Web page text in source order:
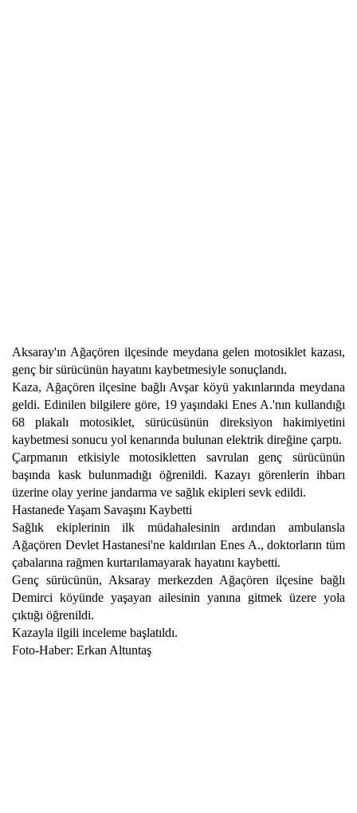
Aksaray'ın Ağaçören ilçesinde meydana gelen motosiklet kazası,
genç bir sürücünün hayatını kaybetmesiyle sonuçlandı.
Kaza, Ağaçören ilçesine bağlı Avşar köyü yakınlarında meydana
geldi. Edinilen bilgilere göre, 19 yaşındaki Enes A.'nın kullandığı
68 plakalı motosiklet, sürücüsünün direksiyon hakimiyetini
kaybetmesi sonucu yol kenarında bulunan elektrik direğine çarptı.
Çarpmanın etkisiyle motosikletten savrulan genç sürücünün
başında kask bulunmadığı öğrenildi. Kazayı görenlerin ihbarı
üzerine olay yerine jandarma ve sağlık ekipleri sevk edildi.
Hastanede Yaşam Savaşını Kaybetti
Sağlık ekiplerinin ilk müdahalesinin ardından ambulansla
Ağaçören Devlet Hastanesi'ne kaldırılan Enes A., doktorların tüm
çabalarına rağmen kurtarılamayarak hayatını kaybetti.
Genç sürücünün, Aksaray merkezden Ağaçören ilçesine bağlı
Demirci köyünde yaşayan ailesinin yanına gitmek üzere yola
çıktığı öğrenildi.
Kazayla ilgili inceleme başlatıldı.
Foto-Haber: Erkan Altuntaş